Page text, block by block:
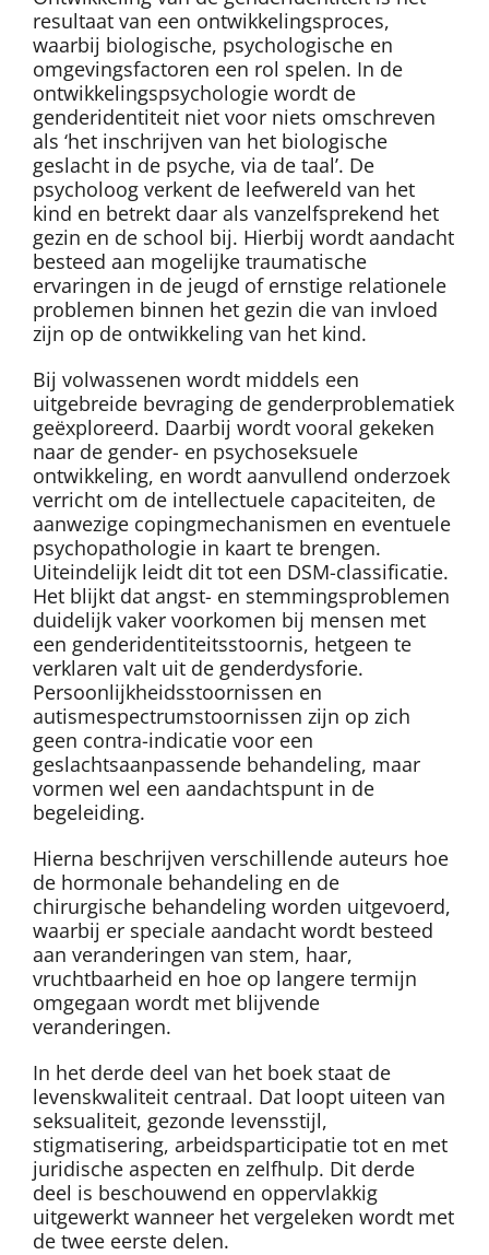
resultaat van een ontwikkelingsproces,
waarbij biologische, psychologische en
omgevingsfactoren een rol spelen. In de
ontwikkelingspsychologie wordt de
genderidentiteit niet voor niets omschreven
als ‘het inschrijven van het biologische
geslacht in de psyche, via de taal’. De
psycholoog verkent de leefwereld van het
kind en betrekt daar als vanzelfsprekend het
gezin en de school bij. Hierbij wordt aandacht
besteed aan mogelijke traumatische
ervaringen in de jeugd of ernstige relationele
problemen binnen het gezin die van invloed
zijn op de ontwikkeling van het kind.
Bij volwassenen wordt middels een
uitgebreide bevraging de genderproblematiek
geëxploreerd. Daarbij wordt vooral gekeken
naar de gender- en psychoseksuele
ontwikkeling, en wordt aanvullend onderzoek
verricht om de intellectuele capaciteiten, de
aanwezige copingmechanismen en eventuele
psychopathologie in kaart te brengen.
Uiteindelijk leidt dit tot een DSM-classificatie.
Het blijkt dat angst- en stemmingsproblemen
duidelijk vaker voorkomen bij mensen met
een genderidentiteitsstoornis, hetgeen te
verklaren valt uit de genderdysforie.
Persoonlijkheidsstoornissen en
autismespectrumstoornissen zijn op zich
geen contra-indicatie voor een
geslachtsaanpassende behandeling, maar
vormen wel een aandachtspunt in de
begeleiding.
Hierna beschrijven verschillende auteurs hoe
de hormonale behandeling en de
chirurgische behandeling worden uitgevoerd,
waarbij er speciale aandacht wordt besteed
aan veranderingen van stem, haar,
vruchtbaarheid en hoe op langere termijn
omgegaan wordt met blijvende
veranderingen.
In het derde deel van het boek staat de
levenskwaliteit centraal. Dat loopt uiteen van
seksualiteit, gezonde levensstijl,
stigmatisering, arbeidsparticipatie tot en met
juridische aspecten en zelfhulp. Dit derde
deel is beschouwend en oppervlakkig
uitgewerkt wanneer het vergeleken wordt met
de twee eerste delen.